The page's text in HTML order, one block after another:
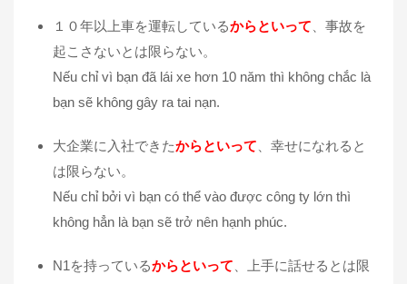
１０年以上車を運転しているからといって 、事故を
起こさないとは限らない。
Nếu chỉ vì bạn đã lái xe hơn 10 năm thì không chắc là
bạn sẽ không gây ra tai nạn.
大企業に入社できたからといって 、幸せになれると
は限らない。
Nếu chỉ bởi vì bạn có thể vào được công ty lớn thì
không hẳn là bạn sẽ trở nên hạnh phúc.
N1を持っているからといって 、上手に話せるとは限